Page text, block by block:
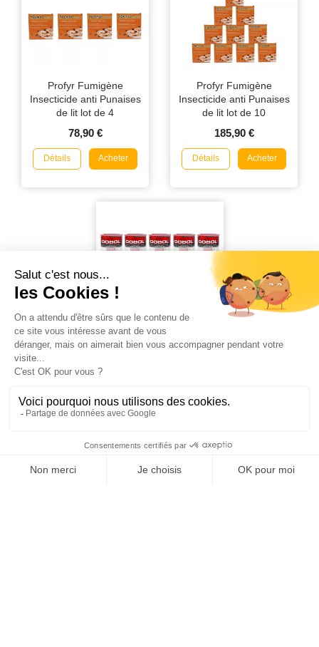
Profyr Fumigène
Insecticide anti Punaises
de lit lot de 4
78,90 €
Détails Acheter
Profyr Fumigène
Insecticide anti Punaises
de lit lot de 10
185,90 €
Détails Acheter
Insecticide anti Punaises
de lit lot de 5
Affichage 1-21 de 21 article(s)